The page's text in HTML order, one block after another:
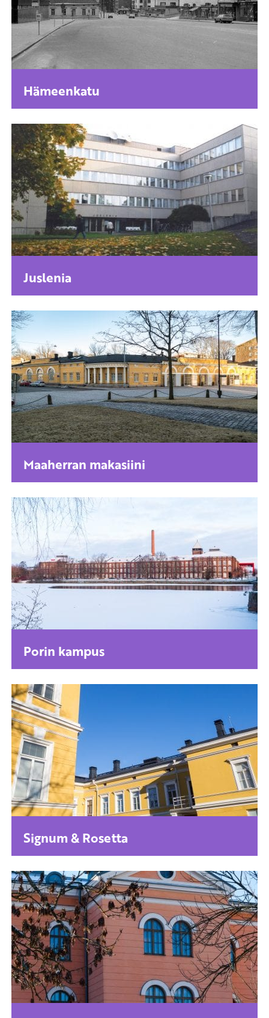
Hämeenkatu
Juslenia
Maaherran makasiini
Porin kampus
Signum & Rosetta